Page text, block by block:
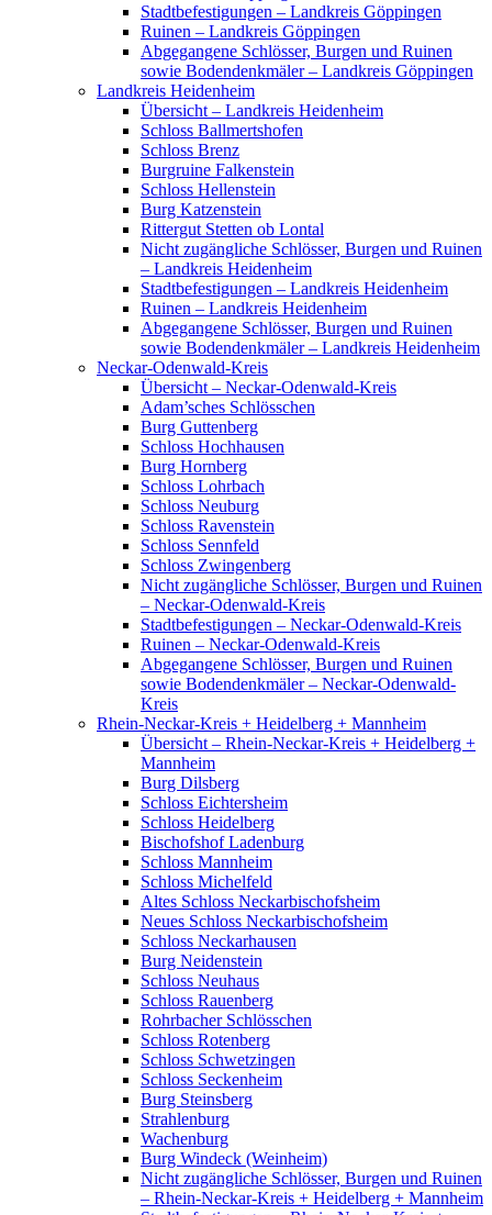
Stadtbefestigungen – Landkreis Göppingen
Ruinen – Landkreis Göppingen
Abgegangene Schlösser, Burgen und Ruinen
sowie Bodendenkmäler – Landkreis Göppingen
Landkreis Heidenheim
Übersicht – Landkreis Heidenheim
Schloss Ballmertshofen
Schloss Brenz
Burgruine Falkenstein
Schloss Hellenstein
Burg Katzenstein
Rittergut Stetten ob Lontal
Nicht zugängliche Schlösser, Burgen und Ruinen
– Landkreis Heidenheim
Stadtbefestigungen – Landkreis Heidenheim
Ruinen – Landkreis Heidenheim
Abgegangene Schlösser, Burgen und Ruinen
sowie Bodendenkmäler – Landkreis Heidenheim
Neckar-Odenwald-Kreis
Übersicht – Neckar-Odenwald-Kreis
Adam’sches Schlösschen
Burg Guttenberg
Schloss Hochhausen
Burg Hornberg
Schloss Lohrbach
Schloss Neuburg
Schloss Ravenstein
Schloss Sennfeld
Schloss Zwingenberg
Nicht zugängliche Schlösser, Burgen und Ruinen
– Neckar-Odenwald-Kreis
Stadtbefestigungen – Neckar-Odenwald-Kreis
Ruinen – Neckar-Odenwald-Kreis
Abgegangene Schlösser, Burgen und Ruinen
sowie Bodendenkmäler – Neckar-Odenwald-
Kreis
Rhein-Neckar-Kreis + Heidelberg + Mannheim
Übersicht – Rhein-Neckar-Kreis + Heidelberg +
Mannheim
Burg Dilsberg
Schloss Eichtersheim
Schloss Heidelberg
Bischofshof Ladenburg
Schloss Mannheim
Schloss Michelfeld
Altes Schloss Neckarbischofsheim
Neues Schloss Neckarbischofsheim
Schloss Neckarhausen
Burg Neidenstein
Schloss Neuhaus
Schloss Rauenberg
Rohrbacher Schlösschen
Schloss Rotenberg
Schloss Schwetzingen
Schloss Seckenheim
Burg Steinsberg
Strahlenburg
Wachenburg
Burg Windeck (Weinheim)
Nicht zugängliche Schlösser, Burgen und Ruinen
– Rhein-Neckar-Kreis + Heidelberg + Mannheim